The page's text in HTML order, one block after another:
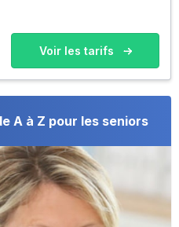
Voir les tarifs
A à Z pour les seniors